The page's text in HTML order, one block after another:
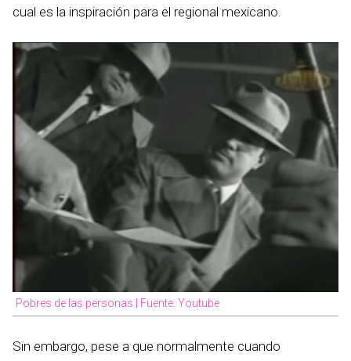
cual es la inspiración para el regional mexicano.
Pobres de las personas | Fuente: Youtube
Sin embargo, pese a que normalmente cuando